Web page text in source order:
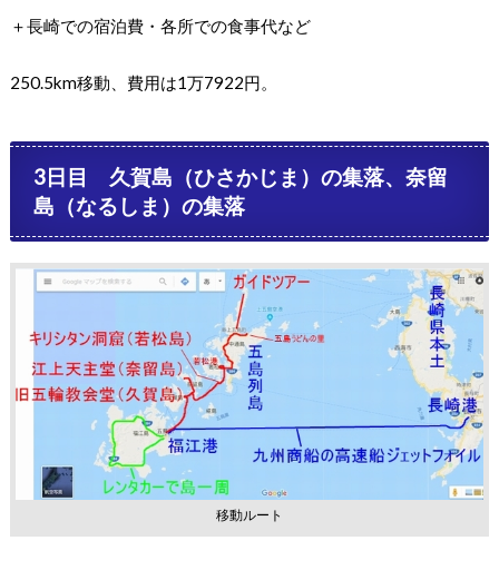
＋長崎での宿泊費・各所での食事代など
250.5km移動、費用は1万7922円。
3日目 久賀島（ひさかじま）の集落、奈留
島（なるしま）の集落
移動ルート